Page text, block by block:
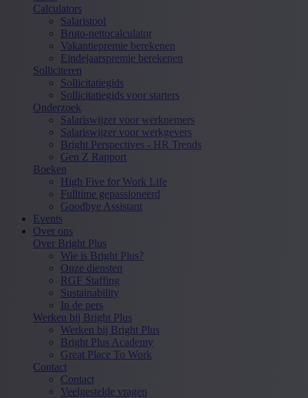
Calculators
Salaristool
Bruto-nettocalculator
Vakantiepremie berekenen
Eindejaarspremie berekenen
Solliciteren
Sollicitatiegids
Sollicitatiegids voor starters
Onderzoek
Salariswijzer voor werknemers
Salariswijzer voor werkgevers
Bright Perspectives - HR Trends
Gen Z Rapport
Boeken
High Five for Work Life
Fulltime gepassioneerd
Goodbye Assistant
Events
Over ons
Over Bright Plus
Wie is Bright Plus?
Onze diensten
RGF Staffing
Sustainability
In de pers
Werken bij Bright Plus
Werken bij Bright Plus
Bright Plus Academy
Great Place To Work
Contact
Contact
Veelgestelde vragen